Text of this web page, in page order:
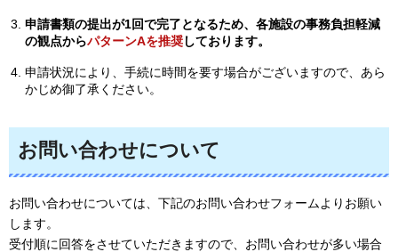
申請書類の提出が1回で完了となるため、各施設の事務負担軽減
の観点からパターンAを推奨しております。
申請状況により、手続に時間を要す場合がございますので、あら
かじめ御了承ください。
お問い合わせについて
お問い合わせについては、下記のお問い合わせフォームよりお願い
します。
受付順に回答をさせていただきますので、お問い合わせが多い場合